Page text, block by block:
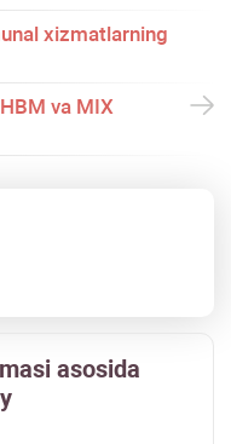
хizmatlarning
va MIX
asosida